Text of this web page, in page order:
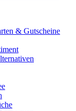
& Gutscheine